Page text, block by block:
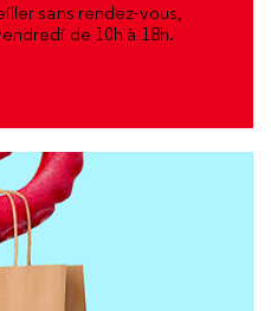
sans rendez-vous,
de 10h à 18h.